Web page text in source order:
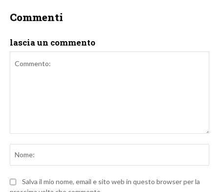
Commenti
lascia un commento
Salva il mio nome, email e sito web in questo browser per la